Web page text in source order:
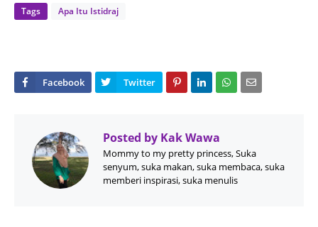
Tags Apa Itu Istidraj
Posted by Kak Wawa
Mommy to my pretty princess, Suka
senyum, suka makan, suka membaca, suka
memberi inspirasi, suka menulis